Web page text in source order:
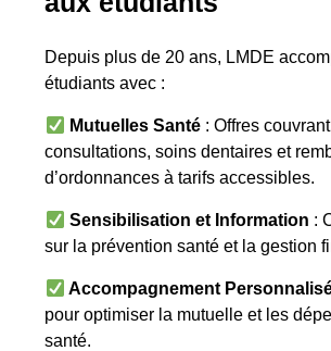
Depuis plus de 20 ans, LMDE
étudiants avec :
Mutuelles Santé: Offres couvrant
consultations, soins dentaires et
d’ordonnances à tarifs accessibles.
Sensibilisation et Information :
sur la prévention santé et la gestion
Accompagnement
pour optimiser la mutuelle et les
santé.